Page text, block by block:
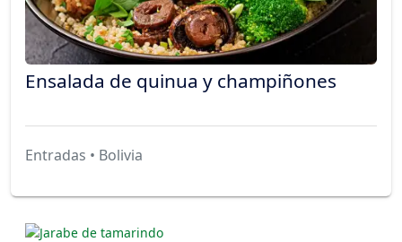
Ensalada de quinua y champiñones
Entradas • Bolivia